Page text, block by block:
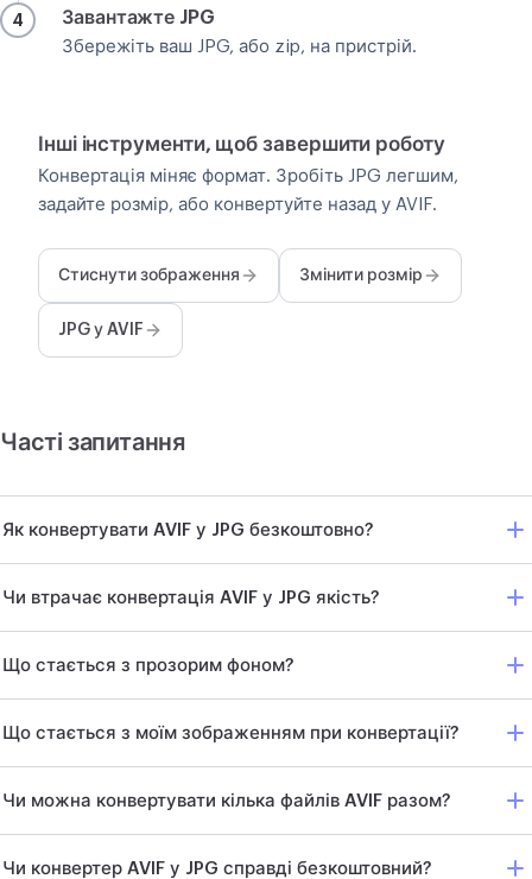
4 Завантажте JPG
Збережіть ваш JPG, або zip, на пристрій.
Інші інструменти, щоб завершити роботу
Конвертація міняє формат. Зробіть JPG легшим,
задайте розмір, або конвертуйте назад у AVIF.
Стиснути зображення Змінити розмір
JPG у AVIF
Часті запитання
Як конвертувати AVIF у JPG безкоштовно?
Чи втрачає конвертація AVIF у JPG якість?
Що стається з прозорим фоном?
Що стається з моїм зображенням при конвертації?
Чи можна конвертувати кілька файлів AVIF разом?
Чи конвертер AVIF у JPG справді безкоштовний?